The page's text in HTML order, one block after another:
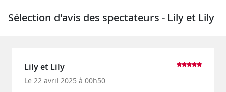
Sélection d'avis des spectateurs - Lily et Lily
Lily et Lily
Le 22 avril 2025 à 00h50